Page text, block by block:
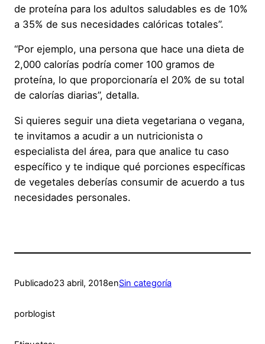
de proteína para los adultos saludables es de 10%
a 35% de sus necesidades calóricas totales”.
“Por ejemplo, una persona que hace una dieta de
2,000 calorías podría comer 100 gramos de
proteína, lo que proporcionaría el 20% de su total
de calorías diarias”, detalla.
Si quieres seguir una dieta vegetariana o vegana,
te invitamos a acudir a un nutricionista o
especialista del área, para que analice tu caso
específico y te indique qué porciones específicas
de vegetales deberías consumir de acuerdo a tus
necesidades personales.
Publicado23 abril, 2018enSin categoría
porblogist